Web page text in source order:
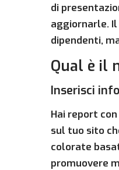
di
aggiornarle.
dipendenti,
Qual è il
Inserisci
Hai report
sul tuo sito
colorate
promuovere